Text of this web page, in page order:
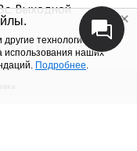
технологии для
использования наших
Подробнее.
Выходной